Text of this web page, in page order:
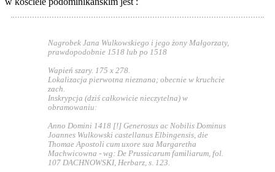
Nagrobek Jana Wulkowskiego i jego żony Małgorzaty,
prawdopodobnie 1518 lub po 1518
Wapień szary. 175 x 278.
Lokalizacja pierwotna nieznana; obecnie w kruchcie
zach.
Inskrypcja (dziś całkowicie nieczytelna) w
obramowaniu:
Anno Domini 1418 [!] Generosus ac Nobilis Dominus
Joannes Wulkowski castellanus Elbingensis, die
Thomae Apostoli cum uxore sua Margaretha
Machwicowna - wg: De Prussicarum familiarum, fol.
107 DACHNOWSKI, Herbarz, s. 123.